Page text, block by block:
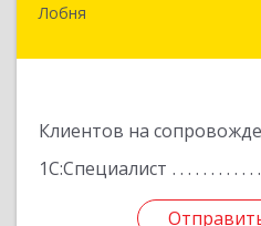
Лобня
Клиентов на
1С:Специалист
141865, Московская